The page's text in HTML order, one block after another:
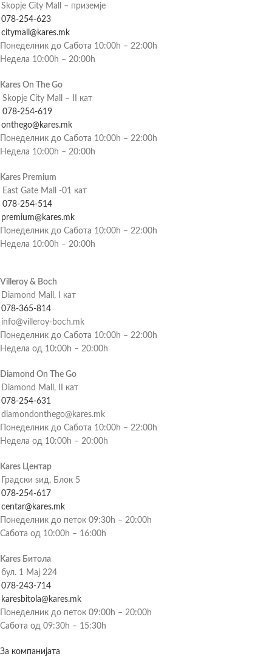
Skopje City Mall – приземје
078-254-623
citymall@kares.mk
Понеделник до Сабота 10:00h – 22:00h
Недела 10:00h – 20:00h
Kares On The Go
Skopje City Mall – II кат
078-254-619
onthego@kares.mk
Понеделник до Сабота 10:00h – 22:00h
Недела 10:00h – 20:00h
Kares Premium
East Gate Mall -01 кат
078-254-514
premium@kares.mk
Понеделник до Сабота 10:00h – 22:00h
Недела 10:00h – 20:00h
Villeroy & Boch
Diamond Mall, I кат
078-365-814
info@villeroy-boch.mk
Понеделник до Сабота 10:00h – 22:00h
Недела од 10:00h – 20:00h
Diamond On The Go
Diamond Mall, II кат
078-254-631
diamondonthego@kares.mk
Понеделник до Сабота 10:00h – 22:00h
Недела од 10:00h – 20:00h
Kares Центар
Градски ѕид, Блок 5
078-254-617
centar@kares.mk
Понеделник до петок 09:30h – 20:00h
Сабота од 10:00h – 16:00h
Kares Битола
бул. 1 Мај 224
078-243-714
karesbitola@kares.mk
Понеделник до петок 09:00h – 20:00h
Сабота од 09:30h – 15:30h
За компанијата